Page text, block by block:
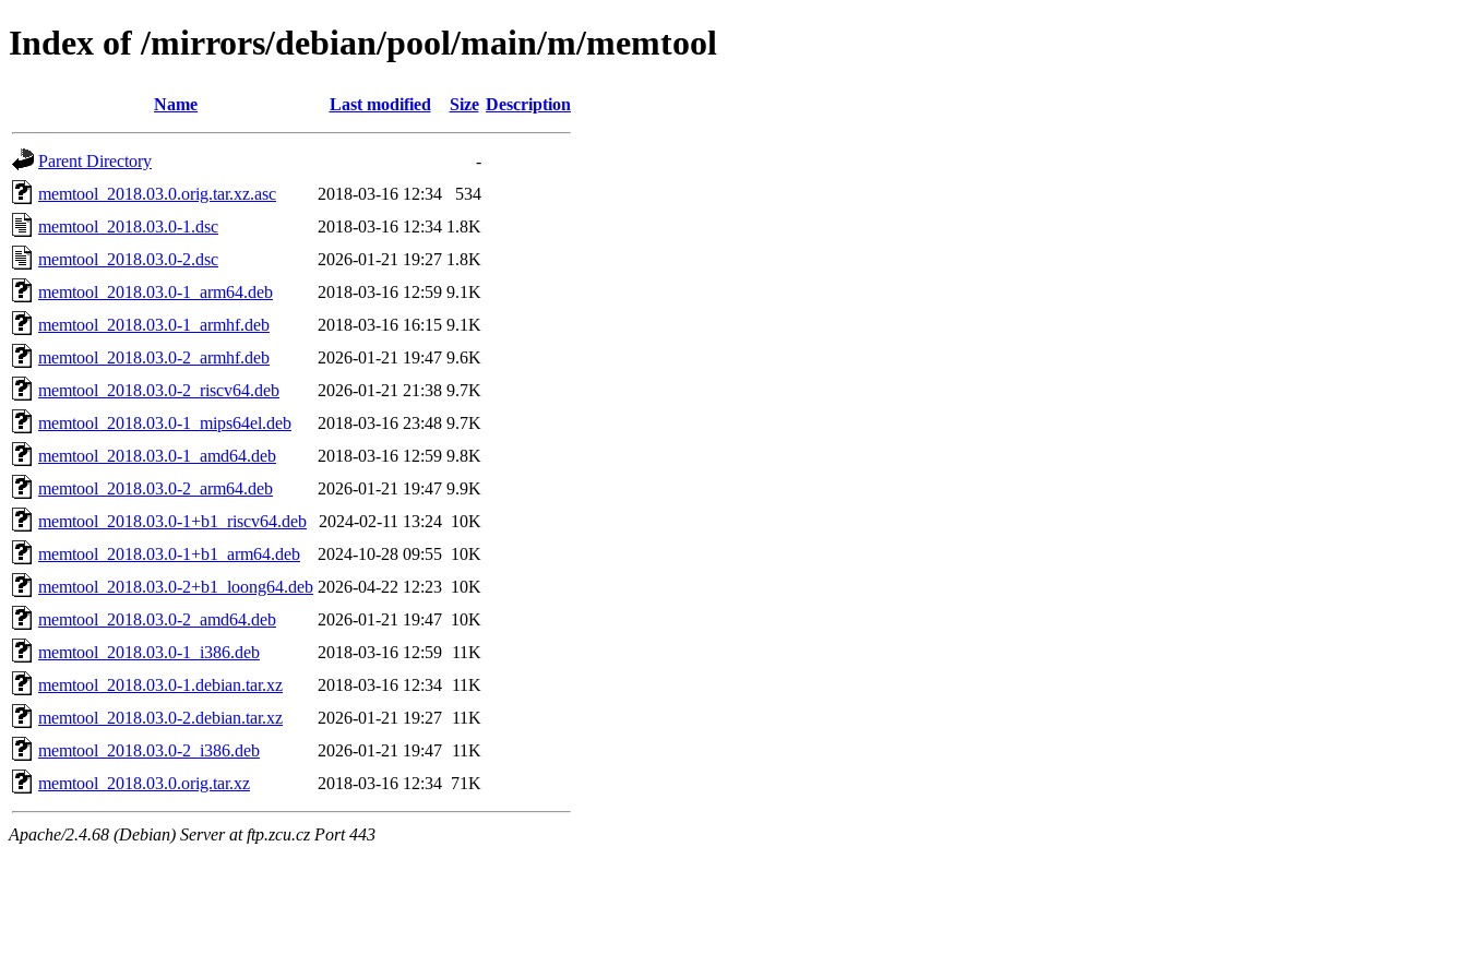
Index of /mirrors/debian/pool/main/m/memtool
Name Last modified Size Description
Parent Directory
-
memtool_2018.03.0.orig.tar.xz.asc
2018-03-16 12:34
534
memtool_2018.03.0-1.dsc
2018-03-16 12:34 1.8K
memtool_2018.03.0-2.dsc
2026-01-21 19:27 1.8K
memtool_2018.03.0-1_arm64.deb
2018-03-16 12:59 9.1K
memtool_2018.03.0-1_armhf.deb
2018-03-16 16:15 9.1K
memtool_2018.03.0-2_armhf.deb
2026-01-21 19:47 9.6K
memtool_2018.03.0-2_riscv64.deb
2026-01-21 21:38 9.7K
memtool_2018.03.0-1_mips64el.deb
2018-03-16 23:48 9.7K
memtool_2018.03.0-1_amd64.deb
2018-03-16 12:59 9.8K
memtool_2018.03.0-2_arm64.deb
2026-01-21 19:47 9.9K
memtool_2018.03.0-1+b1_riscv64.deb
2024-02-11 13:24 10K
memtool_2018.03.0-1+b1_arm64.deb
2024-10-28 09:55 10K
memtool_2018.03.0-2+b1_loong64.deb 2026-04-22 12:23 10K
memtool_2018.03.0-2_amd64.deb
2026-01-21 19:47 10K
memtool_2018.03.0-1_i386.deb
2018-03-16 12:59 11K
memtool_2018.03.0-1.debian.tar.xz
2018-03-16 12:34 11K
memtool_2018.03.0-2.debian.tar.xz
2026-01-21 19:27 11K
memtool_2018.03.0-2_i386.deb
2026-01-21 19:47 11K
memtool_2018.03.0.orig.tar.xz
2018-03-16 12:34 71K
Apache/2.4.68 (Debian) Server at ftp.zcu.cz Port 443